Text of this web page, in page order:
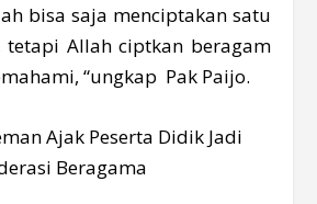
bisa saja menciptakan satu
tetapi Allah ciptkan beragam
“ungkap Pak Paijo.